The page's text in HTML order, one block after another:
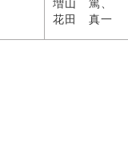
増山 篤、
花田 真一